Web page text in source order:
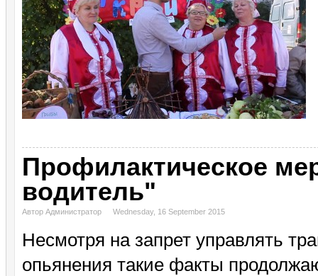
Профилактическое
водитель"
Автор Администратор Wednesday, 16 September 2015
Несмотря на запрет управлять
опьянения такие факты